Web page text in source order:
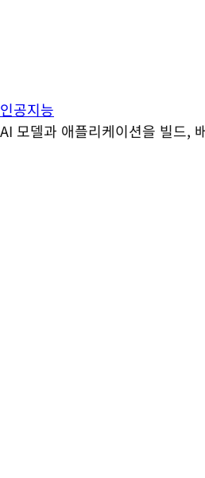
인공지능
AI 모델과 애플리케이션을 빌드,